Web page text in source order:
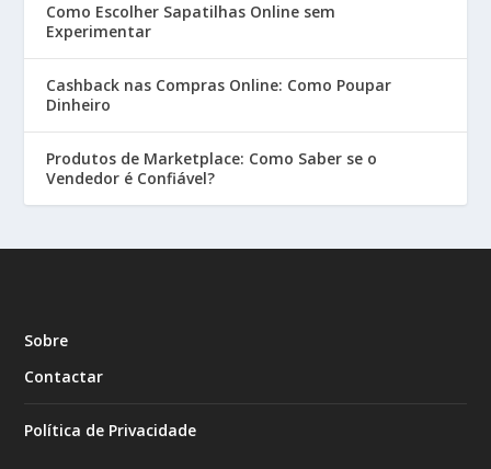
Como Escolher Sapatilhas Online sem
Experimentar
Cashback nas Compras Online: Como Poupar
Dinheiro
Produtos de Marketplace: Como Saber se o
Vendedor é Confiável?
Sobre
Contactar
Política de Privacidade